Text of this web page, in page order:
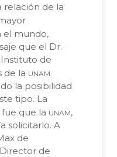
relación de la
el mundo,
que el Dr.
de
de la unam
la posibilidad
tipo. La
que la unam,
solicitarlo. A
de
de